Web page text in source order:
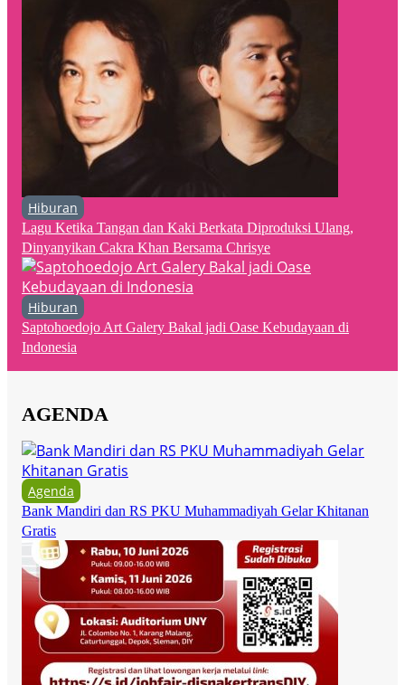
Hiburan
Lagu Ketika Tangan dan Kaki Berkata Diproduksi Ulang,
Dinyanyikan Cakra Khan Bersama Chrisye
Hiburan
Saptohoedojo Art Galery Bakal jadi Oase Kebudayaan di
Indonesia
AGENDA
Agenda
Bank Mandiri dan RS PKU Muhammadiyah Gelar Khitanan
Gratis